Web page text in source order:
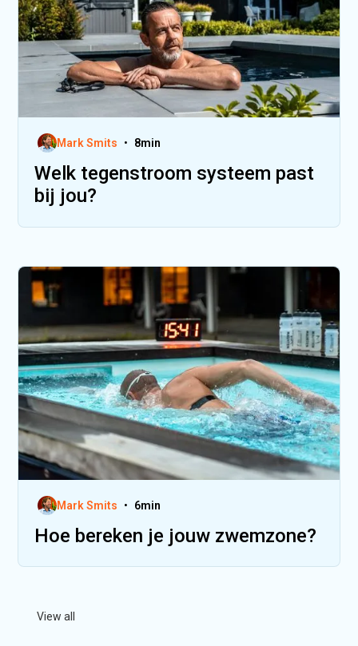
Mark Smits • 8min
Welk tegenstroom systeem past
bij jou?
Mark Smits • 6min
Hoe bereken je jouw zwemzone?
View all